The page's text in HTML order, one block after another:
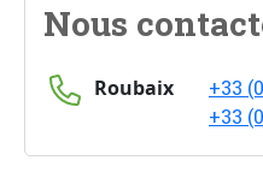
Nous
Roubaix
+33
+33